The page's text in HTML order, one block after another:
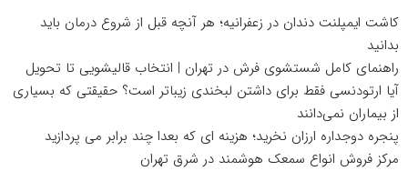
کاشت ایمپلنت دندان در زعفرانیه؛ هر آنچه قبل از شروع درمان باید
بدانید
راهنمای کامل شستشوی فرش در تهران | انتخاب قالیشویی تا تحویل
آیا ارتودنسی فقط برای داشتن لبخندی زیباتر است؟ حقیقتی که بسیاری
از بیماران نمی‌دانند
پنجره دوجداره ارزان نخرید؛ هزینه ای که بعدا چند برابر می پردازید
مرکز فروش انواع سمعک هوشمند در شرق تهران